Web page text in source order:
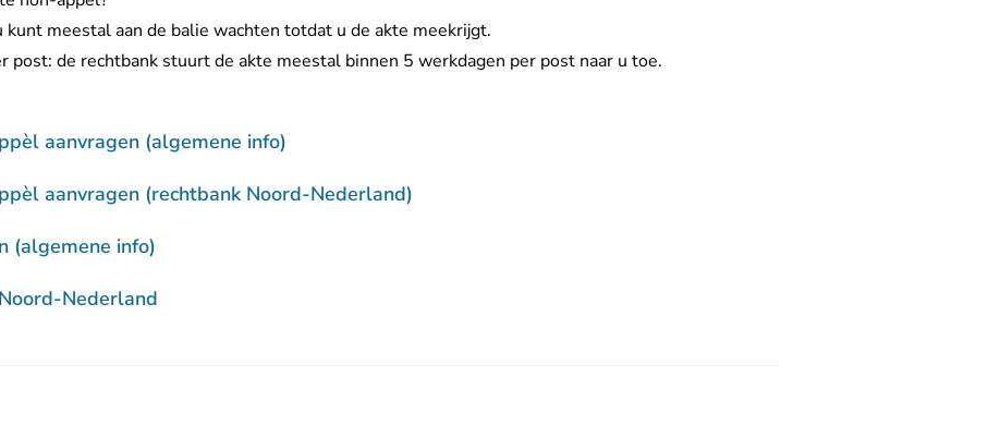
kunt meestal aan de balie wachten totdat u de akte meekrijgt.
post: de rechtbank stuurt de akte meestal binnen 5 werkdagen per post naar u toe.
aanvragen (algemene info)
aanvragen (rechtbank Noord-Nederland)
(algemene info)
Nederland